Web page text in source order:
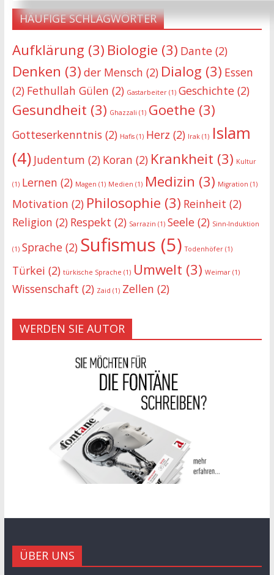
HÄUFIGE SCHLAGWÖRTER
Aufklärung (3) Biologie (3) Dante(2)
Denken (3) der Mensch (2) Dialog (3) Essen
(2) Fethullah Gülen (2) Gastarbeiter(1) Geschichte(2)
Gesundheit (3) Ghazzali (1) Goethe (3)
Gotteserkenntnis (2) Hafis(1) Herz (2) Irak(1) Islam
(4) Judentum (2) Koran (2) Krankheit (3) Kultur
(1) Lernen (2) Magen (1) Medien (1) Medizin (3) Migration (1)
Motivation (2) Philosophie (3) Reinheit (2)
Religion (2) Respekt (2) Sarrazin (1) Seele(2) Sinn-Induktion
(1) Sprache(2) Sufismus (5) Todenhöfer(1)
Türkei (2) türkische Sprache (1) Umwelt (3) Weimar(1)
Wissenschaft (2) Zaid (1) Zellen (2)
WERDEN SIE AUTOR
ÜBER UNS